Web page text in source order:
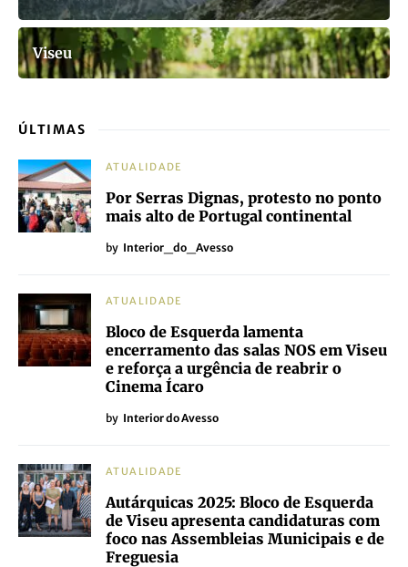
Viseu
ÚLTIMAS
ATUALIDADE
Por Serras Dignas, protesto no ponto
mais alto de Portugal continental
by Interior_do_Avesso
ATUALIDADE
Bloco de Esquerda lamenta
encerramento das salas NOS em Viseu
e reforça a urgência de reabrir o
Cinema Ícaro
by Interior do Avesso
ATUALIDADE
Autárquicas 2025: Bloco de Esquerda
de Viseu apresenta candidaturas com
foco nas Assembleias Municipais e de
Freguesia